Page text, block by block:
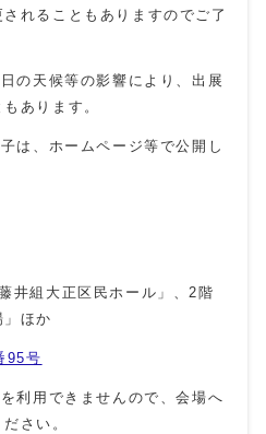
れることもありますのでご了
の天候等の影響により、出展
あります。
は、ホームページ等で公開し
井組大正区民ホール」、2階
」ほか
95号
利用できませんので、会場へ
さい。